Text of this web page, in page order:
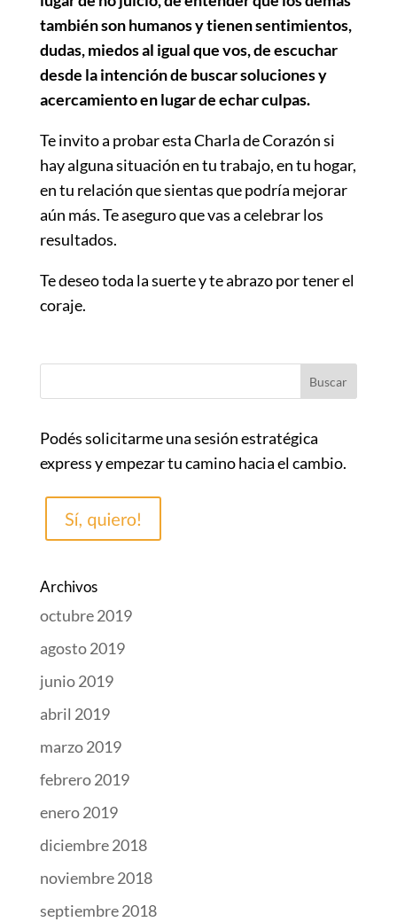
también son humanos y tienen sentimientos,
dudas, miedos al igual que vos, de escuchar
desde la intención de buscar soluciones y
acercamiento en lugar de echar culpas.
Te invito a probar esta Charla de Corazón si
hay alguna situación en tu trabajo, en tu hogar,
en tu relación que sientas que podría mejorar
aún más. Te aseguro que vas a celebrar los
resultados.
Te deseo toda la suerte y te abrazo por tener el
coraje.
Podés solicitarme una sesión estratégica
express y empezar tu camino hacia el cambio.
Archivos
octubre 2019
agosto 2019
junio 2019
abril 2019
marzo 2019
febrero 2019
enero 2019
diciembre 2018
noviembre 2018
septiembre 2018